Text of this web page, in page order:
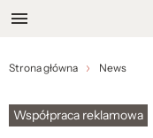
Strona główna News
Współpraca reklamowa